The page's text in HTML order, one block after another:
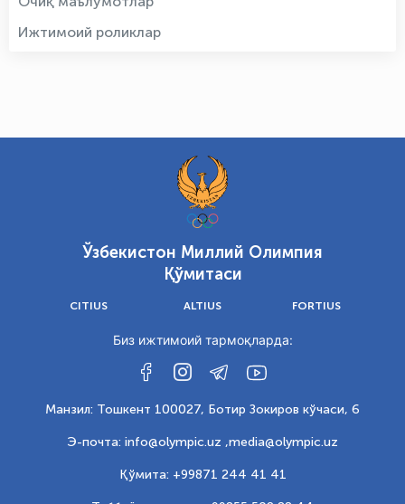
Ижтимоий роликлар
Ўзбекистон Миллий Олимпия
Қўмитаси
CITIUS ALTIUS FORTIUS
Биз ижтимоий тармоқларда:
Манзил: Тошкент 100027, Ботир Зокиров кўчаси, 6
Э-почта: info@olympic.uz ,media@olympic.uz
Қўмита: +99871 244 41 41